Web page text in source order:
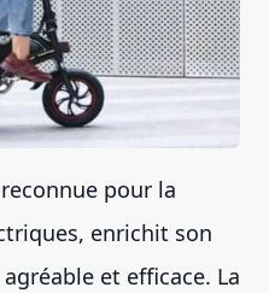
pour la
enrichit son
et efficace. La